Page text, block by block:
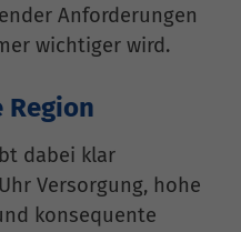
Anforderungen
wichtiger wird.
dabei klar
Versorgung, hohe
konsequente